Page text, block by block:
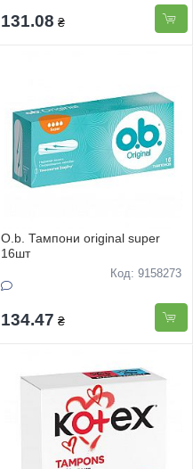
131.08 ₴
O.b. Тампони original super
16шт
Код: 9158273
134.47 ₴